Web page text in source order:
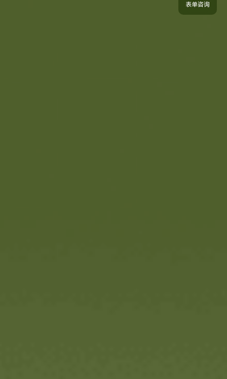
表单咨询